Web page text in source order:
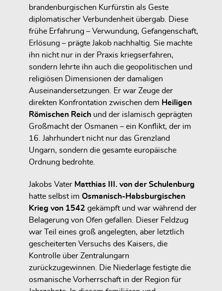
brandenburgischen Kurfürstin als Geste
diplomatischer Verbundenheit übergab. Diese
frühe Erfahrung – Verwundung, Gefangenschaft,
Erlösung – prägte Jakob nachhaltig. Sie machte
ihn nicht nur in der Praxis kriegserfahren,
sondern lehrte ihn auch die geopolitischen und
religiösen Dimensionen der damaligen
Auseinandersetzungen. Er war Zeuge der
direkten Konfrontation zwischen dem Heiligen
Römischen Reich und der islamisch geprägten
Großmacht der Osmanen – ein Konflikt, der im
16. Jahrhundert nicht nur das Grenzland
Ungarn, sondern die gesamte europäische
Ordnung bedrohte.
Jakobs Vater Matthias III. von der Schulenburg
hatte selbst im Osmanisch-Habsburgischen
Krieg von 1542 gekämpft und war während der
Belagerung von Ofen gefallen. Dieser Feldzug
war Teil eines groß angelegten, aber letztlich
gescheiterten Versuchs des Kaisers, die
Kontrolle über Zentralungarn
zurückzugewinnen. Die Niederlage festigte die
osmanische Vorherrschaft in der Region für